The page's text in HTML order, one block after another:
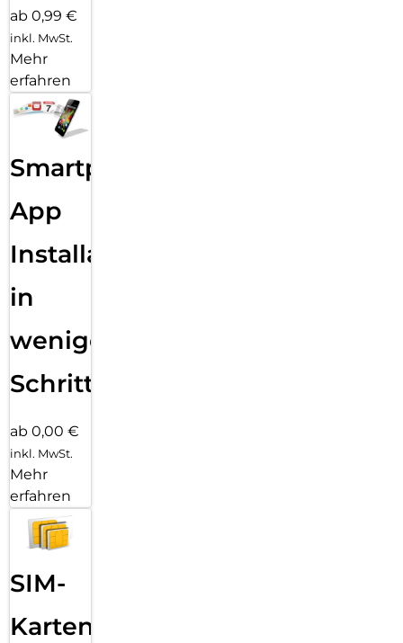
ab 0,99 €
inkl. MwSt.
Mehr
erfahren
Smartphone
App
Installation
in
wenigen
Schritten
ab 0,00 €
inkl. MwSt.
Mehr
erfahren
SIM-
Karten